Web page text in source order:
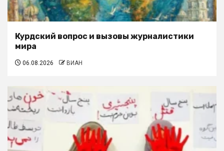
Курдский вопрос и вызовы журналистики
мира
06.08.2026 ВИАН